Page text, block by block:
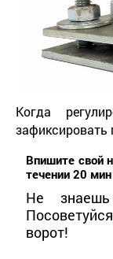
Когда
зафиксировать
Впишите свой
течении 20
Не
ворот!